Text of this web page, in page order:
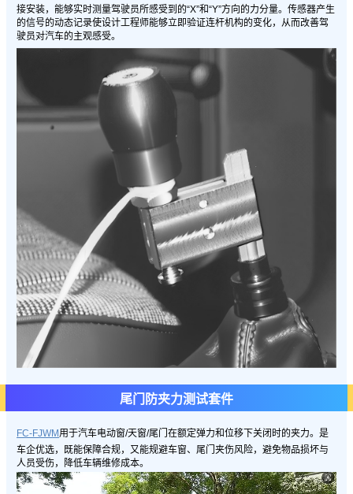
接安装，能够实时测量驾驶员所感受到的“X”和“Y”方向的力分量。传感器产生
的信号的动态记录使设计工程师能够立即验证连杆机构的变化，从而改善驾
驶员对汽车的主观感受。
尾门防夹力测试套件
FC-FJWM用于汽车电动窗/天窗/尾门在额定弹力和位移下关闭时的夹力。是
车企优选，既能保障合规，又能规避车窗、尾门夹伤风险，避免物品损坏与
人员受伤，降低车辆维修成本。